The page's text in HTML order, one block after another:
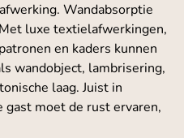
Wandabsorptie
luxe textielafwerkingen,
en kaders kunnen
wandobject, lambrisering,
laag. Juist in
moet de rust ervaren,